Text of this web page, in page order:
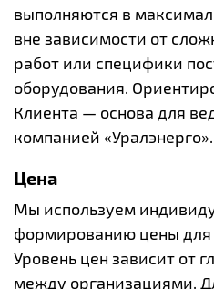
выполняются в
вне зависимости от
работ или специфики
оборудования.
Клиента — основа для
компанией «Уралэнерго».
Цена
Мы используем
формированию цены для
Уровень цен зависит от
между организациями.